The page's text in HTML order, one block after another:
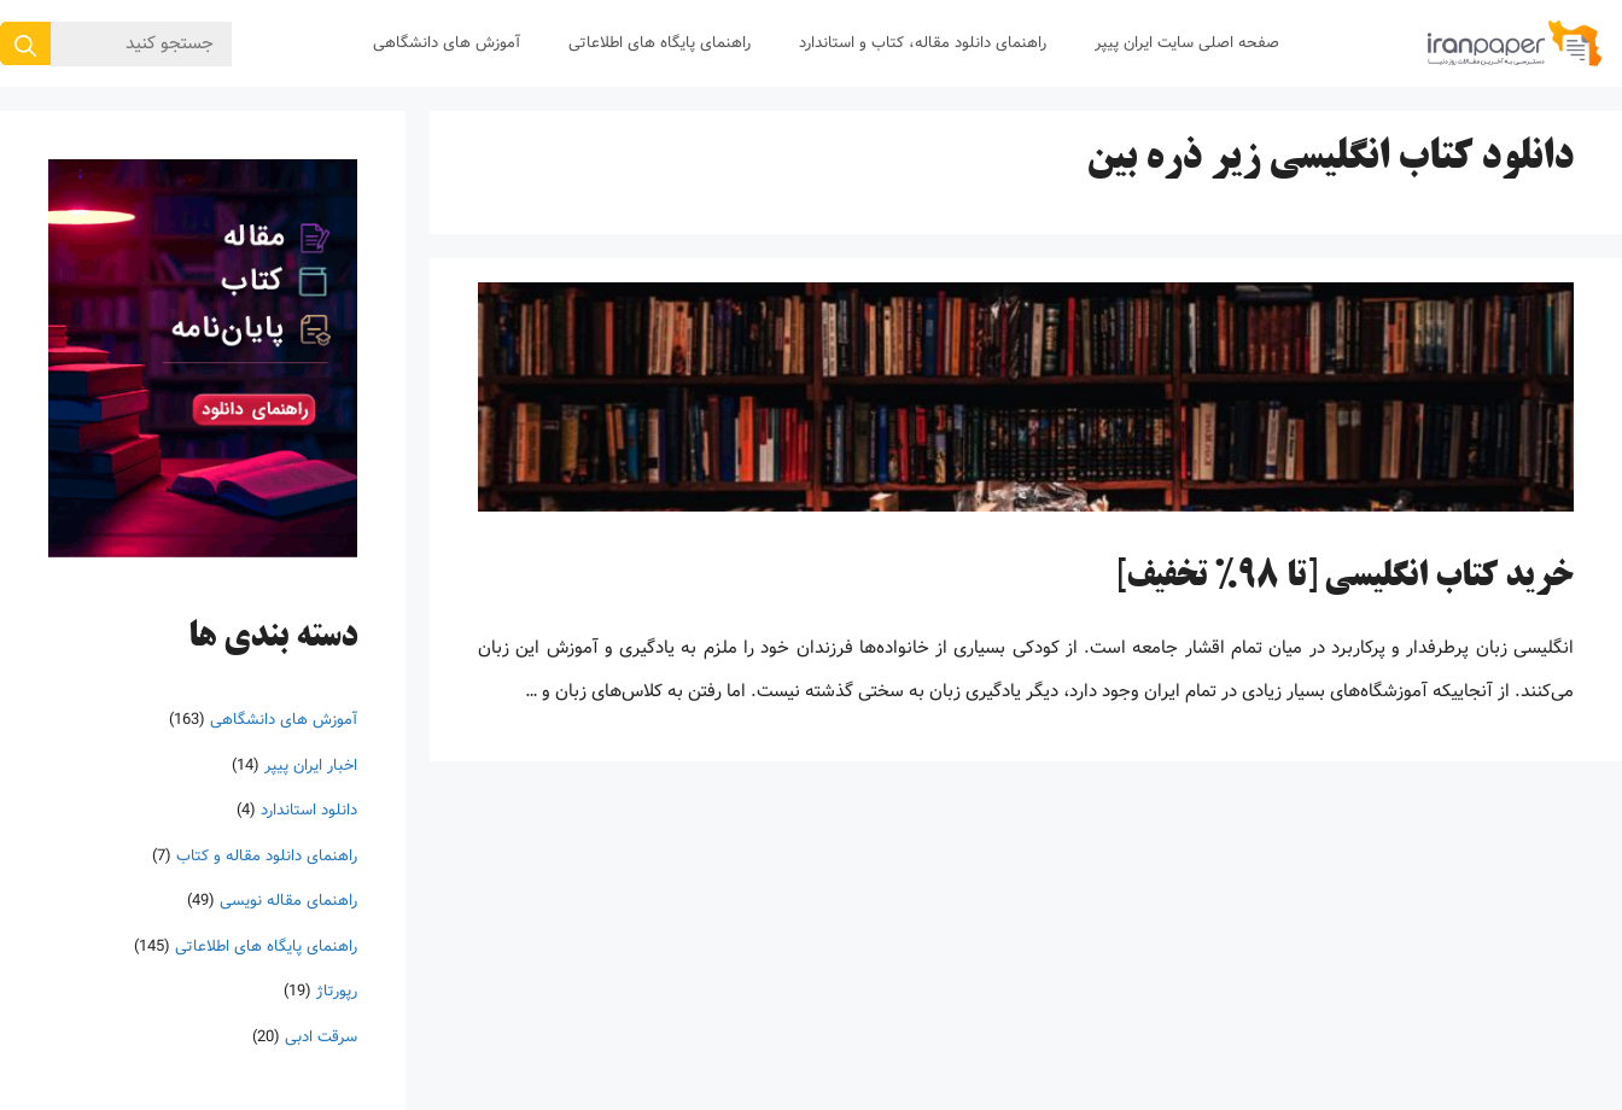
پرش
صفحه اصلی سایت ایران پیپر راهنمای دانلود مقاله، کتاب و استاندارد راهنمای پایگاه های اطلاعاتی آموزش های دانشگاهی
جستجوی
دانلود کتاب انگلیسی زیر ذره بین
خرید کتاب انگلیسی [تا 98% تخفیف]
انگلیسی زبان پرطرفدار و پرکاربرد در میان تمام اقشار جامعه است. از کودکی بسیاری از خانواده‌ها فرزندان خود را ملزم به یادگیری و آموزش این زبان
می‌کنند. از آنجاییکه آموزشگاه‌های بسیار زیادی در تمام ایران وجود دارد، دیگر یادگیری زبان به سختی گذشته نیست. اما رفتن به کلاس‌های زبان و …
دسته‌ بندی ها
آموزش های دانشگاهی (163)
اخبار ایران پیپر (14)
دانلود استاندارد (4)
راهنمای دانلود مقاله و کتاب (7)
راهنمای مقاله نویسی (49)
راهنمای پایگاه های اطلاعاتی (145)
رپورتاژ (19)
سرقت ادبی (20)